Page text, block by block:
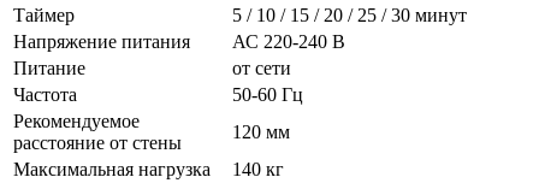
Таймер
5 / 10 / 15 / 20 / 25 / 30 минут
Напряжение питания
АС 220-240 В
Питание
от сети
Частота
50-60 Гц
Рекомендуемое
расстояние от стены
120 мм
Максимальная нагрузка
140 кг